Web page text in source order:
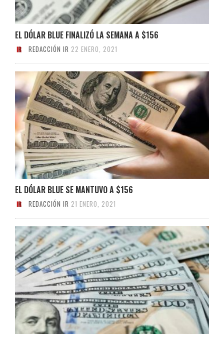
EL DÓLAR BLUE FINALIZÓ LA SEMANA A $156
REDACCIÓN IR 22 ENERO, 2021
EL DÓLAR BLUE SE MANTUVO A $156
REDACCIÓN IR 21 ENERO, 2021